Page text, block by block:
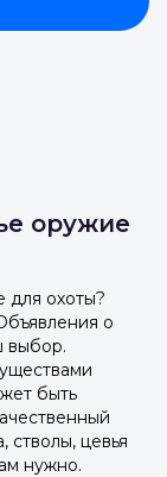
оружие
охоты?
о
выбор.
быть
цевья
нужно.